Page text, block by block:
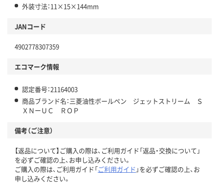
外装寸法：11×15×144mm
JANコード
4902778307359
エコマーク情報
認定番号：21164003
商品ブランド名：三菱油性ボールペン ジェットストリーム Ｓ
ＸＮーＵＣ ＲＯＰ
備考（ご注意）
【返品について】ご購入の際は、ご利用ガイド「返品・交換について」
を必ずご確認の上、お申し込みください。
ご購入の際は、ご利用ガイド「ご利用ガイド 」を必ずご確認の上、お
申し込みください。